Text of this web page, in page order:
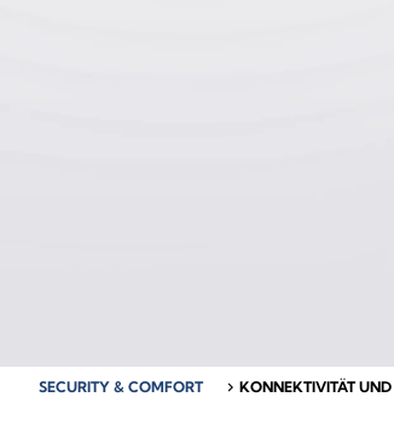
SECURITY & COMFORT chevron_right KONNEKTIVITÄT